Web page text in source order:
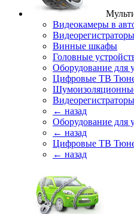
Видеокамеры в
Видеорегистраторы
Винные шкафы
Головные
Оборудование для
Цифровые ТВ
Видеорегистраторы
← назад
Оборудование для
← назад
Цифровые ТВ
← назад